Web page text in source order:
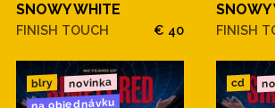
SNOWY WHITE
FINISH TOUCH € 40
SNOWY
FINISH
blry novinka
na objednávku
cd